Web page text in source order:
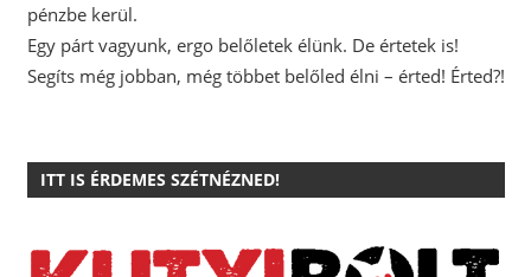
pénzbe kerül.
Egy párt vagyunk, ergo belőletek élünk. De értetek is!
Segíts még jobban, még többet belőled élni – érted! Érted?!
ITT IS ÉRDEMES SZÉTNÉZNED!